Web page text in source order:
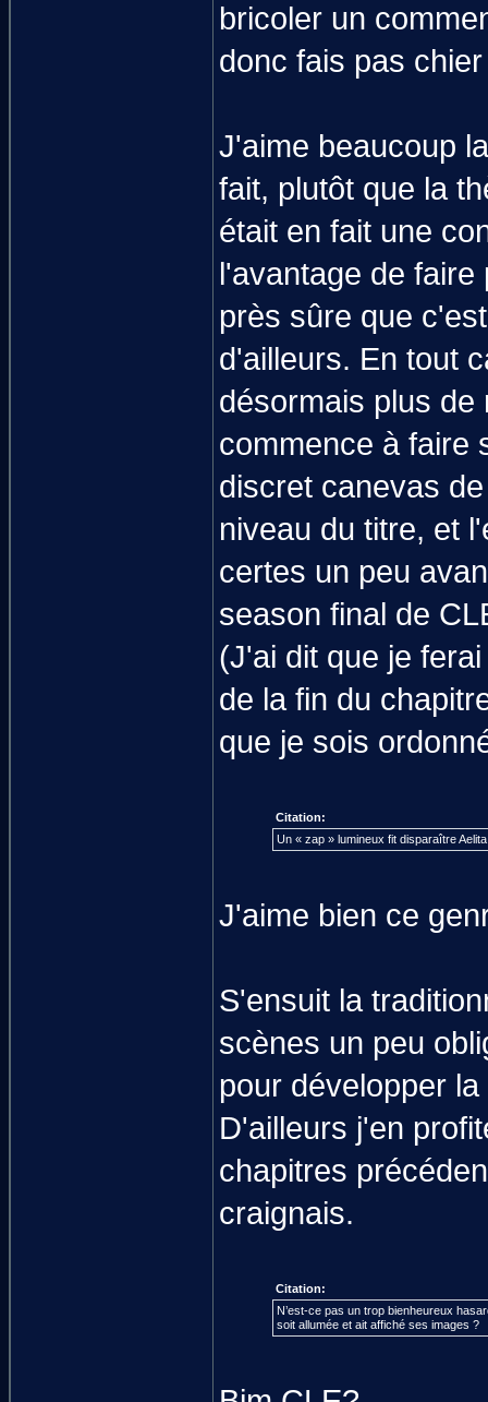
bricoler un
donc fais pas
J'aime beaucoup
fait, plutôt que la
était en fait une
l'avantage de
près sûre que
d'ailleurs. En tout
désormais plus de
commence à faire
discret canevas
niveau du titre, et
certes un peu
season final de
(J'ai dit que je
de la fin du
que je sois
Citation:
Un « zap » lumineux fit disparaître
J'aime bien ce
S'ensuit la
scènes un peu
pour développer
D'ailleurs j'en
chapitres
craignais.
Citation:
N’est-ce pas un trop bienheureux
soit allumée et ait affiché ses images ?